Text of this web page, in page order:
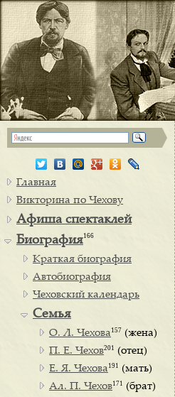
Главная
Викторина по Чехову
Афиша спектаклей
Биография166
Краткая биография
Автобиография
Чеховский календарь
Семья
О. Л. Чехова 157 (жена)
П. Е. Чехов201 (отец)
Е. Я. Чехова 191 (мать)
Ал. П. Чехов171 (брат)